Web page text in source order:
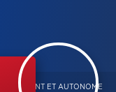
ET AUTONOME